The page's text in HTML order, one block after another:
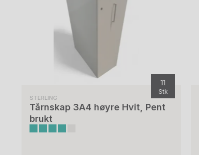
11
Stk
STERLING
Tårnskap 3A4 høyre Hvit, Pent
brukt